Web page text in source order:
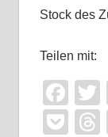
Stock des
Teilen mit: